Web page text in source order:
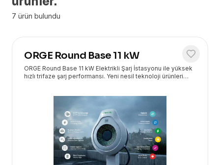
7 ürün bulundu
ORGE Round Base 11 kW
ORGE Round Base 11 kW Elektrikli Şarj İstasyonu ile yüksek
hızlı trifaze şarj performansı. Yeni nesil teknoloji ürünleri